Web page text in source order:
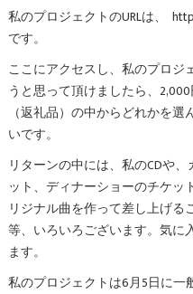
私のプロジェクトのURLは、
です。
ここにアクセスし、私のプロジ
うと思って頂けましたら、
（返礼品）の中からどれかを
いです。
リターンの中には、私のCDや
ット、ディナーショーのチケッ
リジナル曲を作って差し上げ
等、いろいろございます。気に
ます。
私のプロジェクトは6月5日に一